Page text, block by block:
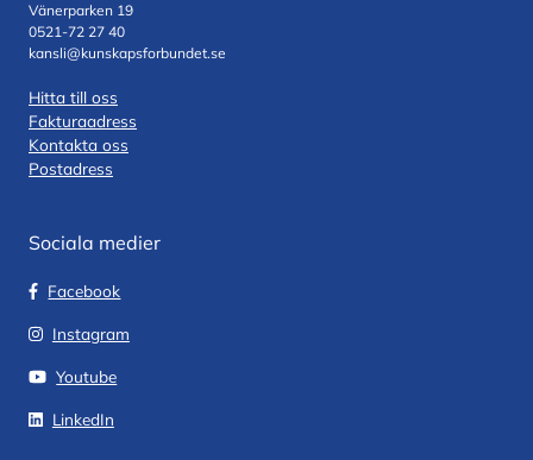
Vänerparken 19
0521-72 27 40
kansli@kunskapsforbundet.se
Hitta till oss
Fakturaadress
Kontakta oss
Postadress
Sociala medier
Facebook
Instagram
Youtube
LinkedIn